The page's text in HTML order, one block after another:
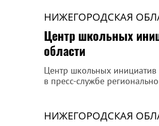
НИЖЕГОРОДСКАЯ
Центр школьных
области
Центр школьных
в пресс-службе
НИЖЕГОРОДСКАЯ